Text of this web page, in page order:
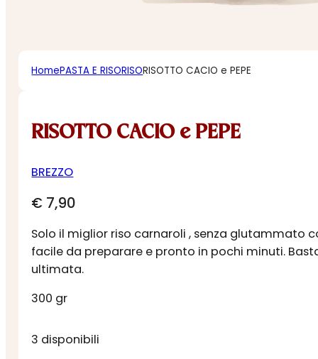
HomePASTA E RISORISORISOTTO CACIO e PEPE
RISOTTO CACIO e PEPE
BREZZO
€ 7,90
Solo il miglior riso carnaroli , senza glutammato
facile da preparare e pronto in pochi minuti.
ultimata.
300 gr
3 disponibili